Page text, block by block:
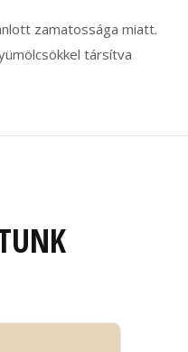
zamatossága miatt.
társítva